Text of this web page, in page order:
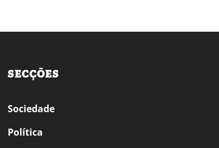
SECÇÕES
Sociedade
Política